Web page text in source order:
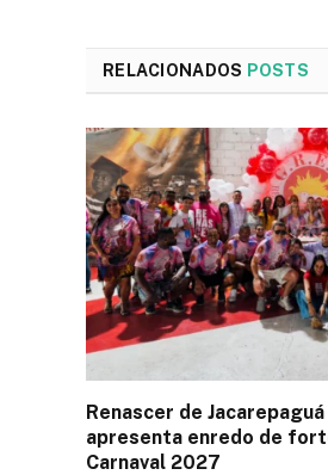
RELACIONADOS POSTS
Renascer de
apresenta enredo de
Carnaval 2027